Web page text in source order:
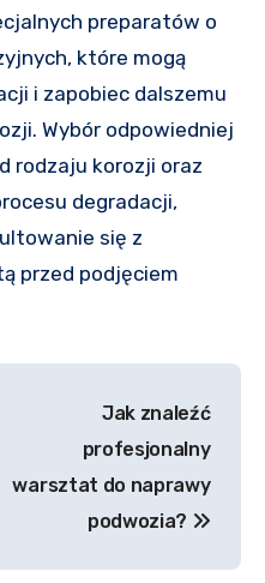
preparatów o
które mogą
i zapobiec dalszemu
Wybór odpowiedniej
rodzaju korozji oraz
degradacji,
się z
przed podjęciem
Jak znaleźć
profesjonalny
warsztat do naprawy
podwozia?